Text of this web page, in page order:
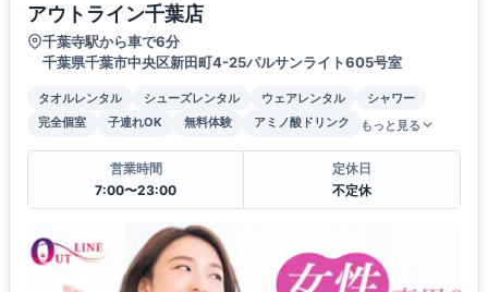
アウトライン千葉店
千葉寺駅から車で6分
千葉県千葉市中央区新田町4-25パルサンライト605号室
タオルレンタル シューズレンタル ウェアレンタル
シャワー
完全個室
子連れOK 無料体験 アミノ酸ドリンク もっと見る
営業時間
7:00〜23:00
定休日
不定休